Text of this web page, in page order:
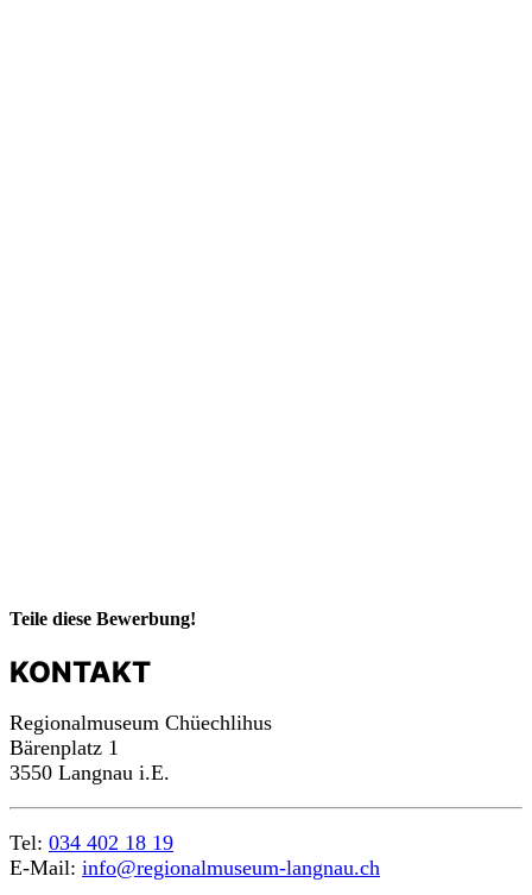
Teile diese Bewerbung!
KONTAKT
Regionalmuseum Chüechlihus
Bärenplatz 1
3550 Langnau i.E.
Tel: 034 402 18 19
E-Mail: info@regionalmuseum-langnau.ch